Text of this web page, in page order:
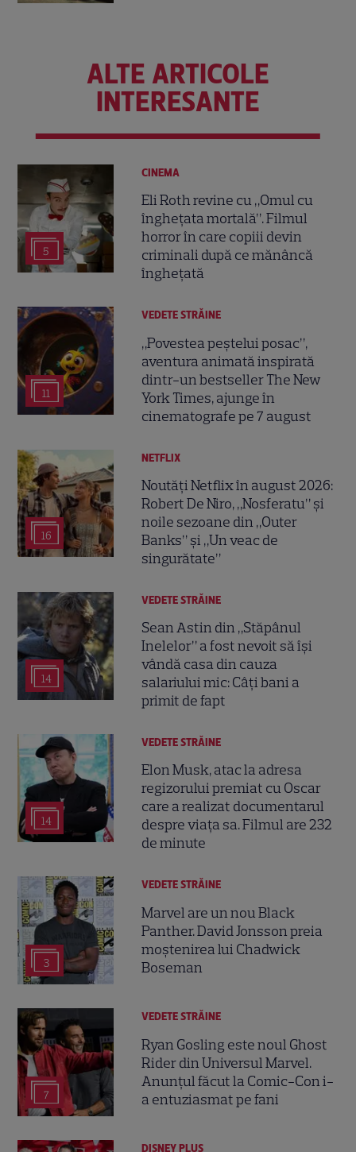
ALTE ARTICOLE
INTERESANTE
5
CINEMA
Eli Roth revine cu „Omul cu
înghețata mortală”. Filmul
horror în care copiii devin
criminali după ce mănâncă
înghețată
11
VEDETE STRĂINE
„Povestea peștelui posac”,
aventura animată inspirată
dintr-un bestseller The New
York Times, ajunge în
cinematografe pe 7 august
16
NETFLIX
Noutăți Netflix în august 2026:
Robert De Niro, „Nosferatu” și
noile sezoane din „Outer
Banks” și „Un veac de
singurătate”
14
VEDETE STRĂINE
Sean Astin din „Stăpânul
Inelelor” a fost nevoit să își
vândă casa din cauza
salariului mic: Câți bani a
primit de fapt
14
VEDETE STRĂINE
Elon Musk, atac la adresa
regizorului premiat cu Oscar
care a realizat documentarul
despre viața sa. Filmul are 232
de minute
3
VEDETE STRĂINE
Marvel are un nou Black
Panther. David Jonsson preia
moștenirea lui Chadwick
Boseman
7
VEDETE STRĂINE
Ryan Gosling este noul Ghost
Rider din Universul Marvel.
Anunțul făcut la Comic-Con i-
a entuziasmat pe fani
DISNEY PLUS